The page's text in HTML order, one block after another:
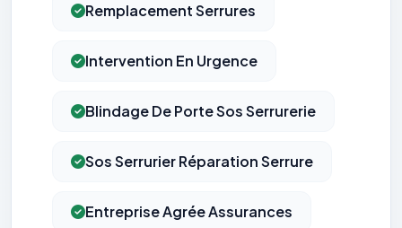
Remplacement Serrures
Intervention En Urgence
Blindage De Porte Sos Serrurerie
Sos Serrurier Réparation Serrure
Entreprise Agrée Assurances